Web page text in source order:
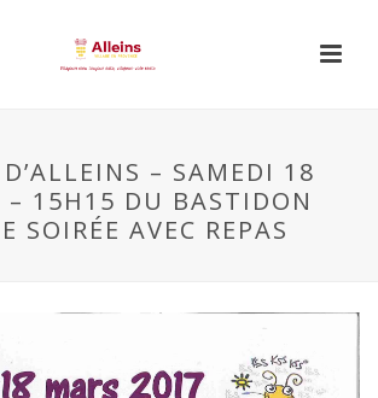
– SAMEDI 18
– 15H15 DU BASTIDON
SOIRÉE AVEC REPAS